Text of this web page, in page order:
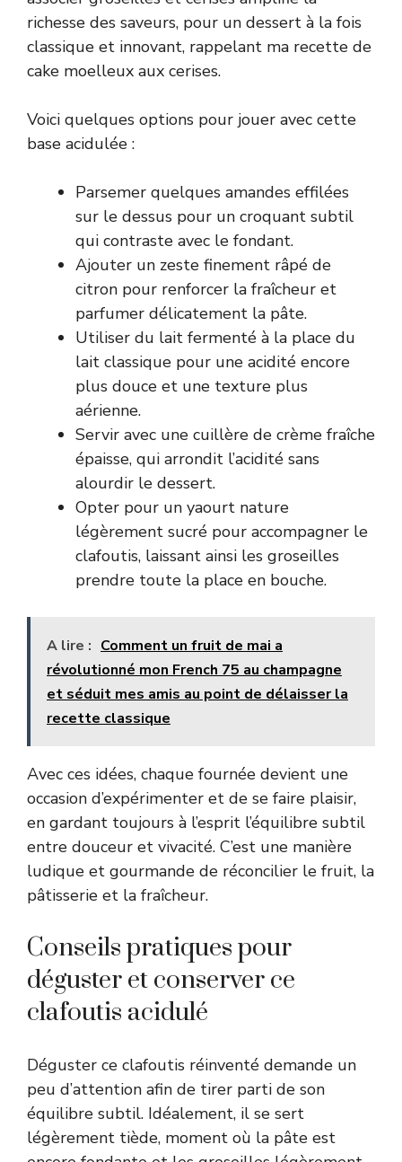
richesse des saveurs, pour un dessert à la fois
classique et innovant, rappelant ma recette de
cake moelleux aux cerises.
Voici quelques options pour jouer avec cette
base acidulée :
Parsemer quelques amandes effilées
sur le dessus pour un croquant subtil
qui contraste avec le fondant.
Ajouter un zeste finement râpé de
citron pour renforcer la fraîcheur et
parfumer délicatement la pâte.
Utiliser du lait fermenté à la place du
lait classique pour une acidité encore
plus douce et une texture plus
aérienne.
Servir avec une cuillère de crème fraîche
épaisse, qui arrondit l’acidité sans
alourdir le dessert.
Opter pour un yaourt nature
légèrement sucré pour accompagner le
clafoutis, laissant ainsi les groseilles
prendre toute la place en bouche.
A lire : Comment un fruit de mai a
révolutionné mon French 75 au champagne
et séduit mes amis au point de délaisser la
recette classique
Avec ces idées, chaque fournée devient une
occasion d’expérimenter et de se faire plaisir,
en gardant toujours à l’esprit l’équilibre subtil
entre douceur et vivacité. C’est une manière
ludique et gourmande de réconcilier le fruit, la
pâtisserie et la fraîcheur.
Conseils pratiques pour
déguster et conserver ce
clafoutis acidulé
Déguster ce clafoutis réinventé demande un
peu d’attention afin de tirer parti de son
équilibre subtil. Idéalement, il se sert
légèrement tiède, moment où la pâte est